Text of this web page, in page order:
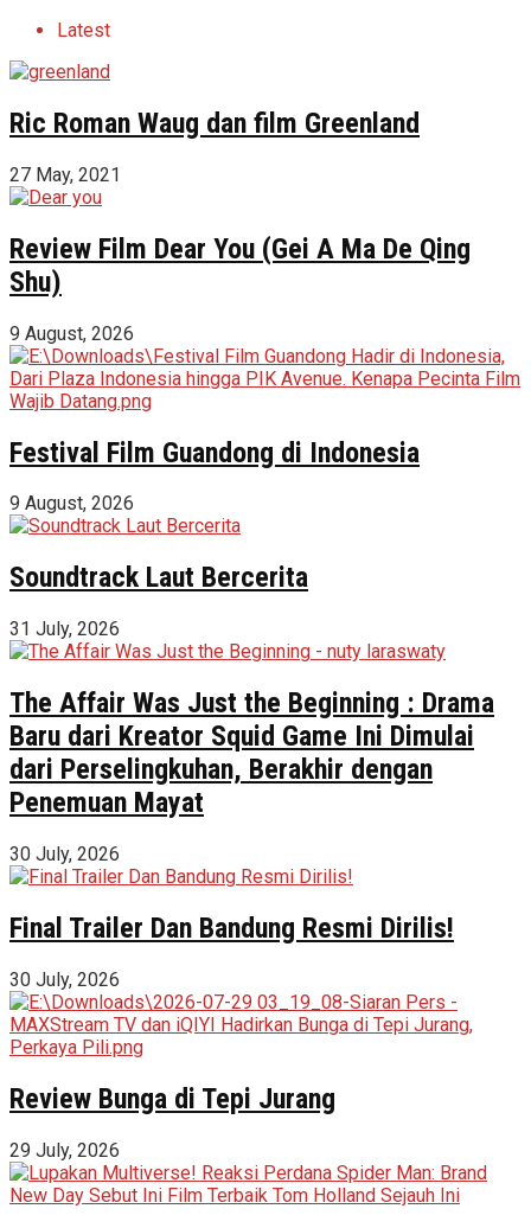
Latest
Ric Roman Waug dan film Greenland
27 May, 2021
Review Film Dear You (Gei A Ma De Qing
Shu)
9 August, 2026
Festival Film Guandong di Indonesia
9 August, 2026
Soundtrack Laut Bercerita
31 July, 2026
The Affair Was Just the Beginning : Drama
Baru dari Kreator Squid Game Ini Dimulai
dari Perselingkuhan, Berakhir dengan
Penemuan Mayat
30 July, 2026
Final Trailer Dan Bandung Resmi Dirilis!
30 July, 2026
Review Bunga di Tepi Jurang
29 July, 2026